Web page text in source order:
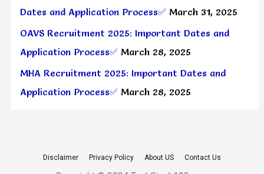
Dates and Application Process✅ March 31, 2025
OAVS Recruitment 2025: Important Dates and
Application Process✅ March 28, 2025
MHA Recruitment 2025: Important Dates and
Application Process✅ March 28, 2025
Disclaimer Privacy Policy About US Contact Us